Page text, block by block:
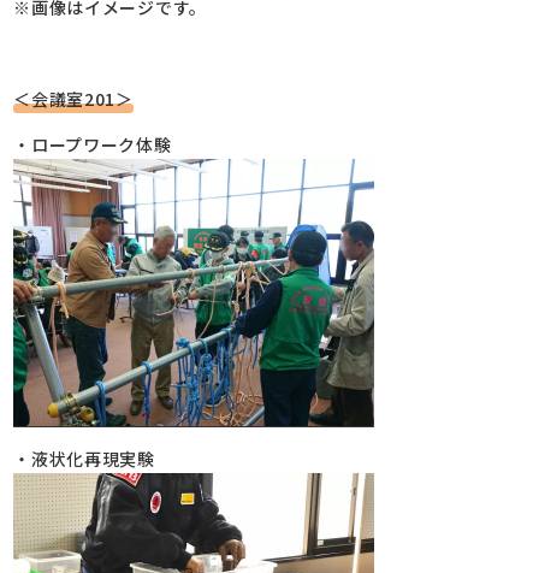
※画像はイメージです。
＜会議室201＞
・ロープワーク体験
・液状化再現実験